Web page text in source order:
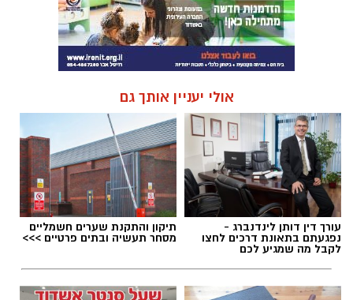
אולי יעניין אותך גם
עורך דין דותן לינדנברג -
נפגעתם בתאונת דרכים לחצו
לקבל מה שמגיע לכם
תיקון והתקנת שערים חשמליים
מסחר תעשיה ובתים פרטיים >>>